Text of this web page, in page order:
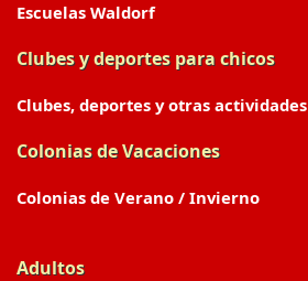
Escuelas Waldorf
Clubes y deportes para chicos
Clubes, deportes y otras actividades
Colonias de Vacaciones
Colonias de Verano / Invierno
Adultos